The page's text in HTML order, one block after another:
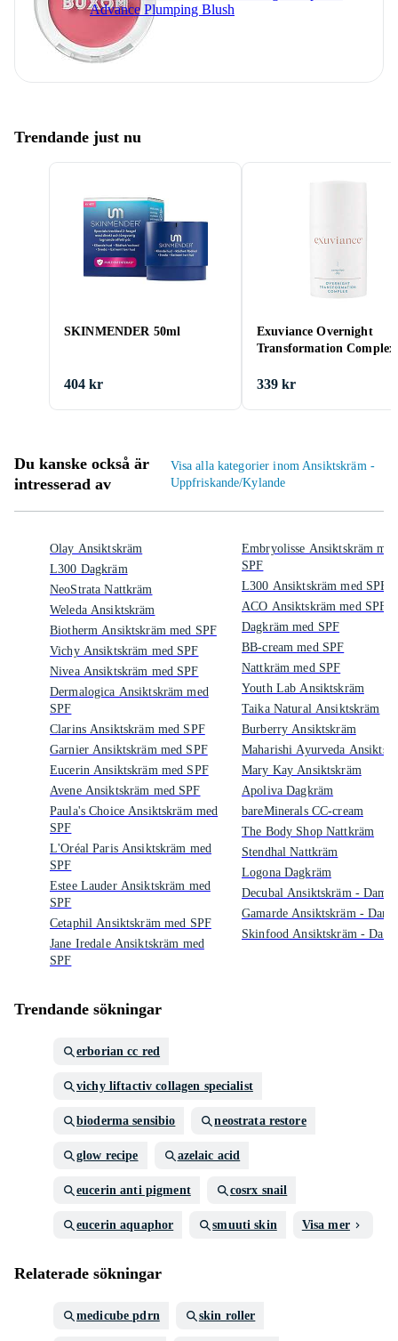
Advance Plumping Blush
Trendande just nu
SKINMENDER 50ml
404 kr
Exuviance Overnight
Transformation Complex
339 kr
Du kanske också är
intresserad av
Visa alla kategorier inom Ansiktskräm -
Uppfriskande/Kylande
Olay Ansiktskräm
L300 Dagkräm
NeoStrata Nattkräm
Weleda Ansiktskräm
Biotherm Ansiktskräm med SPF
Vichy Ansiktskräm med SPF
Nivea Ansiktskräm med SPF
Dermalogica Ansiktskräm med
SPF
Clarins Ansiktskräm med SPF
Garnier Ansiktskräm med SPF
Eucerin Ansiktskräm med SPF
Avene Ansiktskräm med SPF
Paula's Choice Ansiktskräm med
SPF
L'Oréal Paris Ansiktskräm med
SPF
Estee Lauder Ansiktskräm med
SPF
Cetaphil Ansiktskräm med SPF
Jane Iredale Ansiktskräm med
SPF
Embryolisse Ansiktskräm med
SPF
L300 Ansiktskräm med SPF
ACO Ansiktskräm med SPF
Dagkräm med SPF
BB-cream med SPF
Nattkräm med SPF
Youth Lab Ansiktskräm
Taika Natural Ansiktskräm
Burberry Ansiktskräm
Maharishi Ayurveda
Mary Kay Ansiktskräm
Apoliva Dagkräm
bareMinerals CC-cream
The Body Shop Nattkräm
Stendhal Nattkräm
Logona Dagkräm
Decubal Ansiktskräm - Dam
Gamarde Ansiktskräm - Dam
Skinfood Ansiktskräm - Dam
Trendande sökningar
erborian cc red
vichy liftactiv collagen specialist
bioderma sensibio neostrata restore
glow recipe azelaic acid
eucerin anti pigment cosrx snail
eucerin aquaphor smuuti skin Visa mer
Relaterade sökningar
medicube pdrn skin roller